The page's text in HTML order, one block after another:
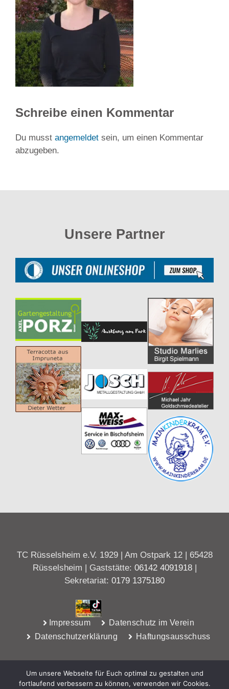
Schreibe einen Kommentar
Du musst angemeldet sein, um einen Kommentar
abzugeben.
Unsere Partner
TC Rüsselsheim e.V. 1929 | Am Ostpark 12 | 65428
Rüsselsheim | Gaststätte: 06142 4091918|
Sekretariat: 0179 1375180
Impressum
Datenschutz im Verein
Datenschutzerklärung
Haftungsausschuss
Um unsere Webseite für Euch optimal zu gestalten und
fortlaufend verbessern zu können, verwenden wir Cookies.